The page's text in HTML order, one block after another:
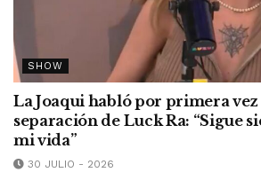
SHOW
La Joaqui habló por primera vez
separación de Luck Ra: “Sigue
mi vida”
30 JULIO - 2026